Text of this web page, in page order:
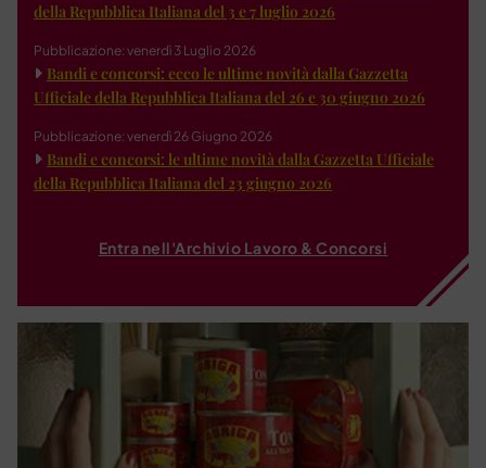
della Repubblica Italiana del 3 e 7 luglio 2026
Pubblicazione: venerdì 3 Luglio 2026
Bandi e concorsi: ecco le ultime novità dalla Gazzetta
Ufficiale della Repubblica Italiana del 26 e 30 giugno 2026
Pubblicazione: venerdì 26 Giugno 2026
Bandi e concorsi: le ultime novità dalla Gazzetta Ufficiale
della Repubblica Italiana del 23 giugno 2026
Entra nell'Archivio Lavoro & Concorsi